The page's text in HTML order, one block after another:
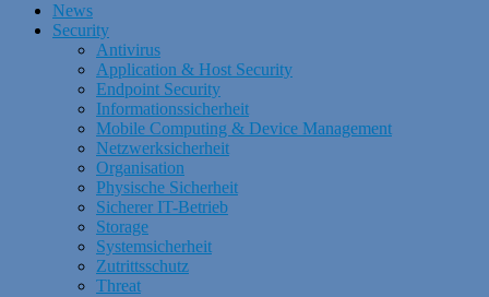
News
Security
Antivirus
Application & Host Security
Endpoint Security
Informationssicherheit
Mobile Computing & Device Management
Netzwerksicherheit
Organisation
Physische Sicherheit
Sicherer IT-Betrieb
Storage
Systemsicherheit
Zutrittsschutz
Threat